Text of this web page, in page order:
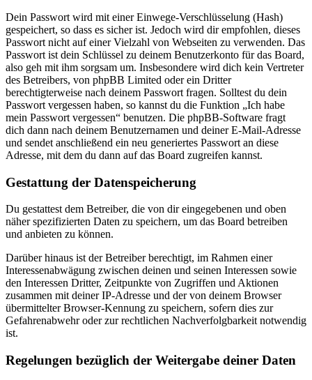
Dein Passwort wird mit einer Einwege-Verschlüsselung (Hash)
gespeichert, so dass es sicher ist. Jedoch wird dir empfohlen, dieses
Passwort nicht auf einer Vielzahl von Webseiten zu verwenden. Das
Passwort ist dein Schlüssel zu deinem Benutzerkonto für das Board,
also geh mit ihm sorgsam um. Insbesondere wird dich kein Vertreter
des Betreibers, von phpBB Limited oder ein Dritter
berechtigterweise nach deinem Passwort fragen. Solltest du dein
Passwort vergessen haben, so kannst du die Funktion „Ich habe
mein Passwort vergessen“ benutzen. Die phpBB-Software fragt
dich dann nach deinem Benutzernamen und deiner E-Mail-Adresse
und sendet anschließend ein neu generiertes Passwort an diese
Adresse, mit dem du dann auf das Board zugreifen kannst.
Gestattung der Datenspeicherung
Du gestattest dem Betreiber, die von dir eingegebenen und oben
näher spezifizierten Daten zu speichern, um das Board betreiben
und anbieten zu können.
Darüber hinaus ist der Betreiber berechtigt, im Rahmen einer
Interessenabwägung zwischen deinen und seinen Interessen sowie
den Interessen Dritter, Zeitpunkte von Zugriffen und Aktionen
zusammen mit deiner IP-Adresse und der von deinem Browser
übermittelter Browser-Kennung zu speichern, sofern dies zur
Gefahrenabwehr oder zur rechtlichen Nachverfolgbarkeit notwendig
ist.
Regelungen bezüglich der Weitergabe deiner Daten